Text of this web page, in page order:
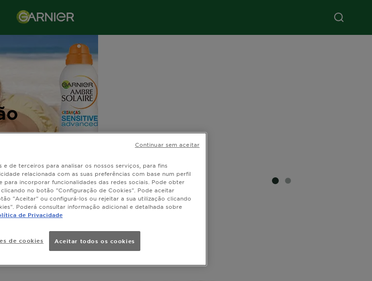
SLIDE 1SLIDE 2
de terceiros para analisar os nossos serviços, para fins
relacionada com as suas preferências com base num perfil
para incorporar funcionalidades das redes sociais. Pode obter
no botão "Configuração de Cookies". Pode aceitar
"Aceitar" ou configurá-los ou rejeitar a sua utilização clicando
Poderá consultar informação adicional e detalhada sobre
de Privacidade
de cookies Aceitar todos os cookies
Continuar sem aceitar